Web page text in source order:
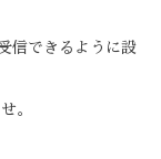
信できるように設
。